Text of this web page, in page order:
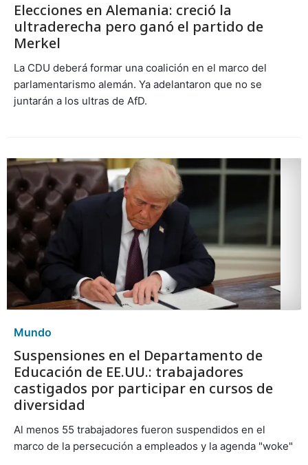
Elecciones en Alemania: creció la
ultraderecha pero ganó el partido de
Merkel
La CDU deberá formar una coalición en el marco del
parlamentarismo alemán. Ya adelantaron que no se
juntarán a los ultras de AfD.
Mundo
Suspensiones en el Departamento de
Educación de EE.UU.: trabajadores
castigados por participar en cursos de
diversidad
Al menos 55 trabajadores fueron suspendidos en el
marco de la persecución a empleados y la agenda "woke"